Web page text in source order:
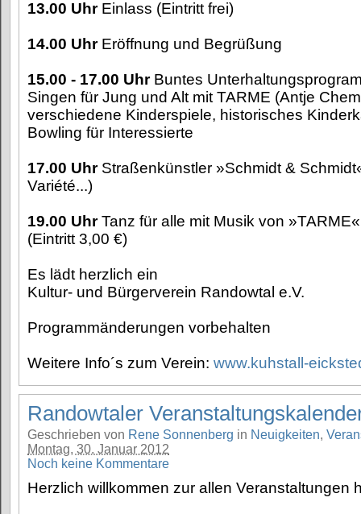
13.00 UhrEinlass (Eintritt frei)
14.00 UhrEröffnung und Begrüßung
15.00 - 17.00 UhrBuntes
Singen für Jung und Alt mit TARME (Antje
verschiedene Kinderspiele, historisches
Bowling für Interessierte
17.00 UhrStraßenkünstler »Schmidt &
Variété...)
19.00 UhrTanz für alle mit Musik von
(Eintritt 3,00 €)
Es lädt herzlich ein
Kultur- und Bürgerverein Randowtal e.V.
Programmänderungen vorbehalten
Weitere Info´s zum Verein: www.kuhstall-
Randowtaler
Geschrieben von Rene Sonnenberg in Neuigkeiten,
Montag, 30. Januar 2012
Noch keine Kommentare
Herzlich willkommen zur allen Veranstaltungen